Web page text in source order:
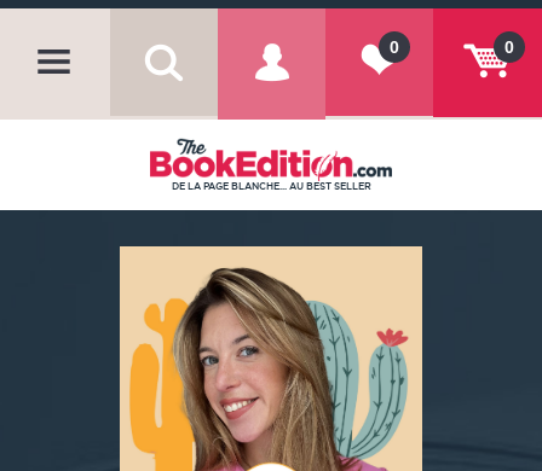
0
0
DE LA PAGE BLANCHE... AU BEST SELLER